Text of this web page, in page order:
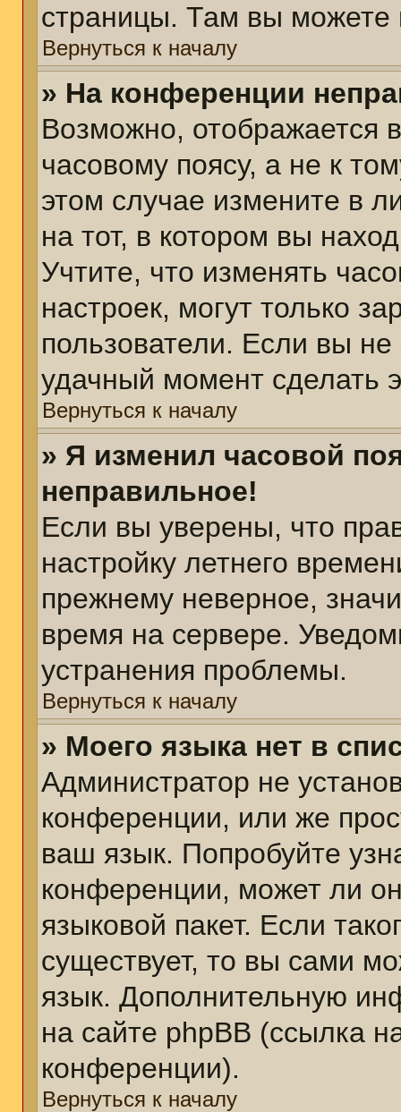
страницы. Там вы можете
Вернуться к началу
» На конференции
Возможно, отображается
часовому поясу, а не к
этом случае измените в
на тот, в котором вы
Учтите, что изменять
настроек, могут только
пользователи. Если вы
удачный момент сделать
Вернуться к началу
» Я изменил часовой
неправильное!
Если вы уверены, что
настройку летнего
прежнему неверное,
время на сервере.
устранения проблемы.
Вернуться к началу
» Моего языка нет в
Администратор не
конференции, или же
ваш язык. Попробуйте
конференции, может ли
языковой пакет. Если
существует, то вы сами
язык. Дополнительную
на сайте phpBB (ссылка
конференции).
Вернуться к началу